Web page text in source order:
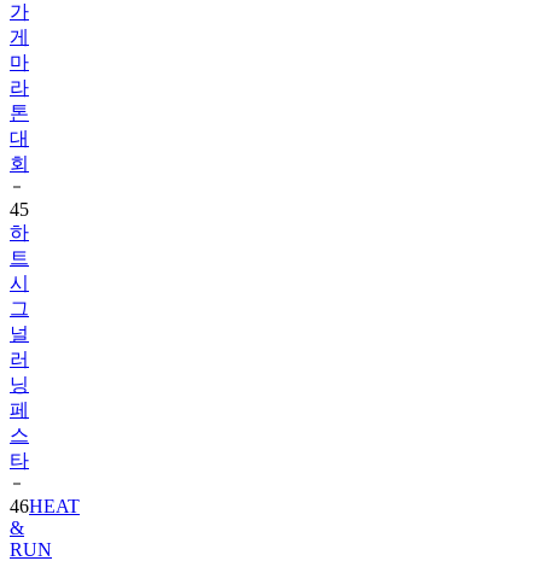
가
게
마
라
톤
대
회
45
하
트
시
그
널
러
닝
페
스
타
46HEAT
&
RUN